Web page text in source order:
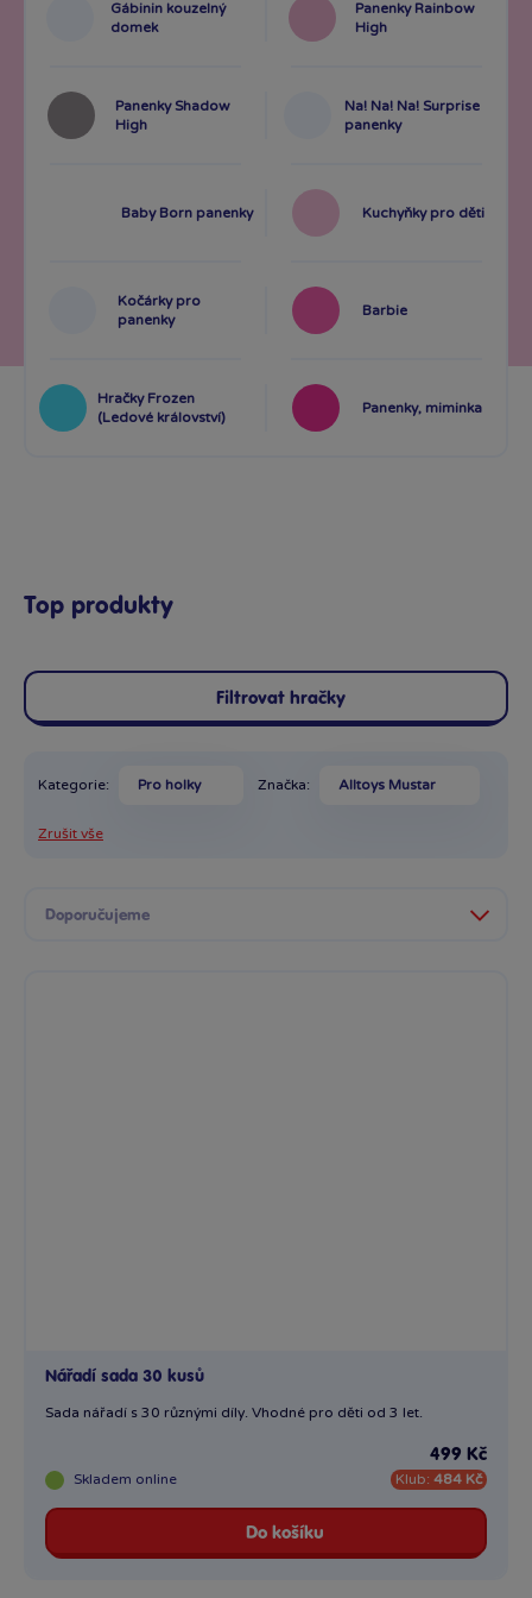
Gábinin kouzelný
domek
Panenky Rainbow
High
Panenky Shadow
High
Na! Na! Na! Surprise
panenky
Baby Born panenky Kuchyňky pro děti
Kočárky pro
panenky
Barbie
Hračky Frozen
(Ledové království)
Panenky, miminka
Top produkty
Filtrovat hračky
Kategorie: Pro holky Značka: Alltoys Mustar
Zrušit vše
Nářadí sada 30 kusů
Sada nářadí s 30 různými díly. Vhodné pro děti od 3 let.
Skladem online
499 Kč
Klub: 484 Kč
Do košíku